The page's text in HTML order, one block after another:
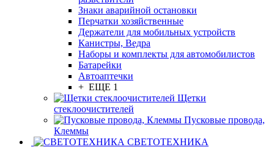
Знаки аварийной остановки
Перчатки хозяйственные
Держатели для мобильных устройств
Канистры, Ведра
Наборы и комплекты для автомобилистов
Батарейки
Автоаптечки
+ ЕЩЕ 1
Щетки
стеклоочистителей
Пусковые провода,
Клеммы
СВЕТОТЕХНИКА